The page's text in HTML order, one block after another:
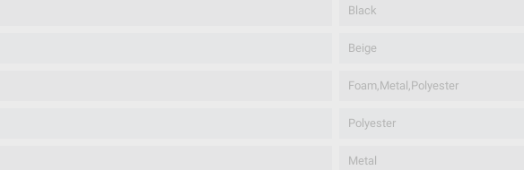
Black
Beige
Foam,Metal,Polyester
Polyester
Metal